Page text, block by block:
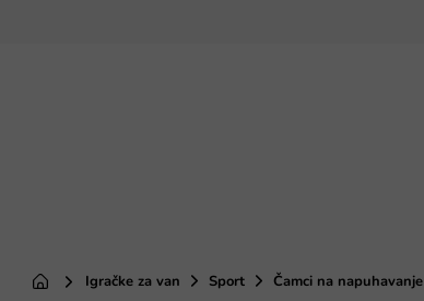
PočetnaIgračke za van Sport Čamci na napuhavanje